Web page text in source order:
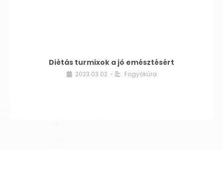
Diétás turmixok a jó emésztésért
2023.03.02. • Fogyókúra